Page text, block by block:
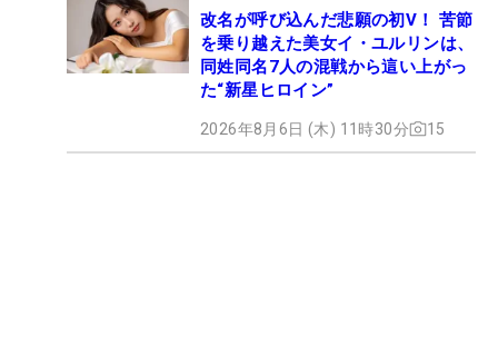
改名が呼び込んだ悲願の初V！ 苦節
を乗り越えた美女イ・ユルリンは、
同姓同名7人の混戦から這い上がっ
た“新星ヒロイン”
2026年8月6日 (木) 11時30分 15